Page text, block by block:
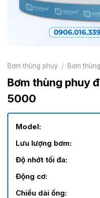
Bơm thùng phuy / Bơm
Bơm thùng phuy
5000
Model:
Lưu lượng bơm:
Độ nhớt tối đa:
Động cơ:
Chiều dài ống: